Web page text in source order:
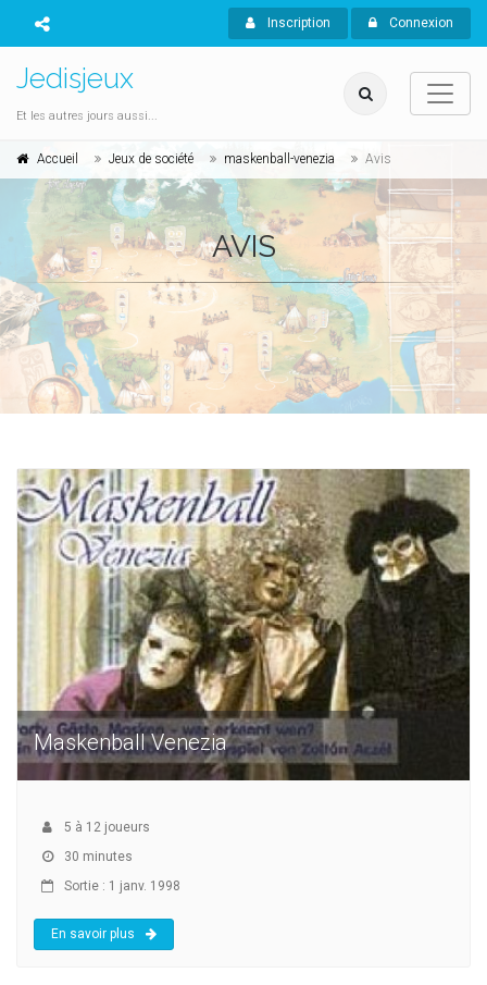
Inscription Connexion
Jedisjeux
Et les autres jours aussi...
Accueil Jeux de société maskenball-venezia Avis
AVIS
Maskenball Venezia
5 à 12 joueurs
30 minutes
Sortie : 1 janv. 1998
En savoir plus